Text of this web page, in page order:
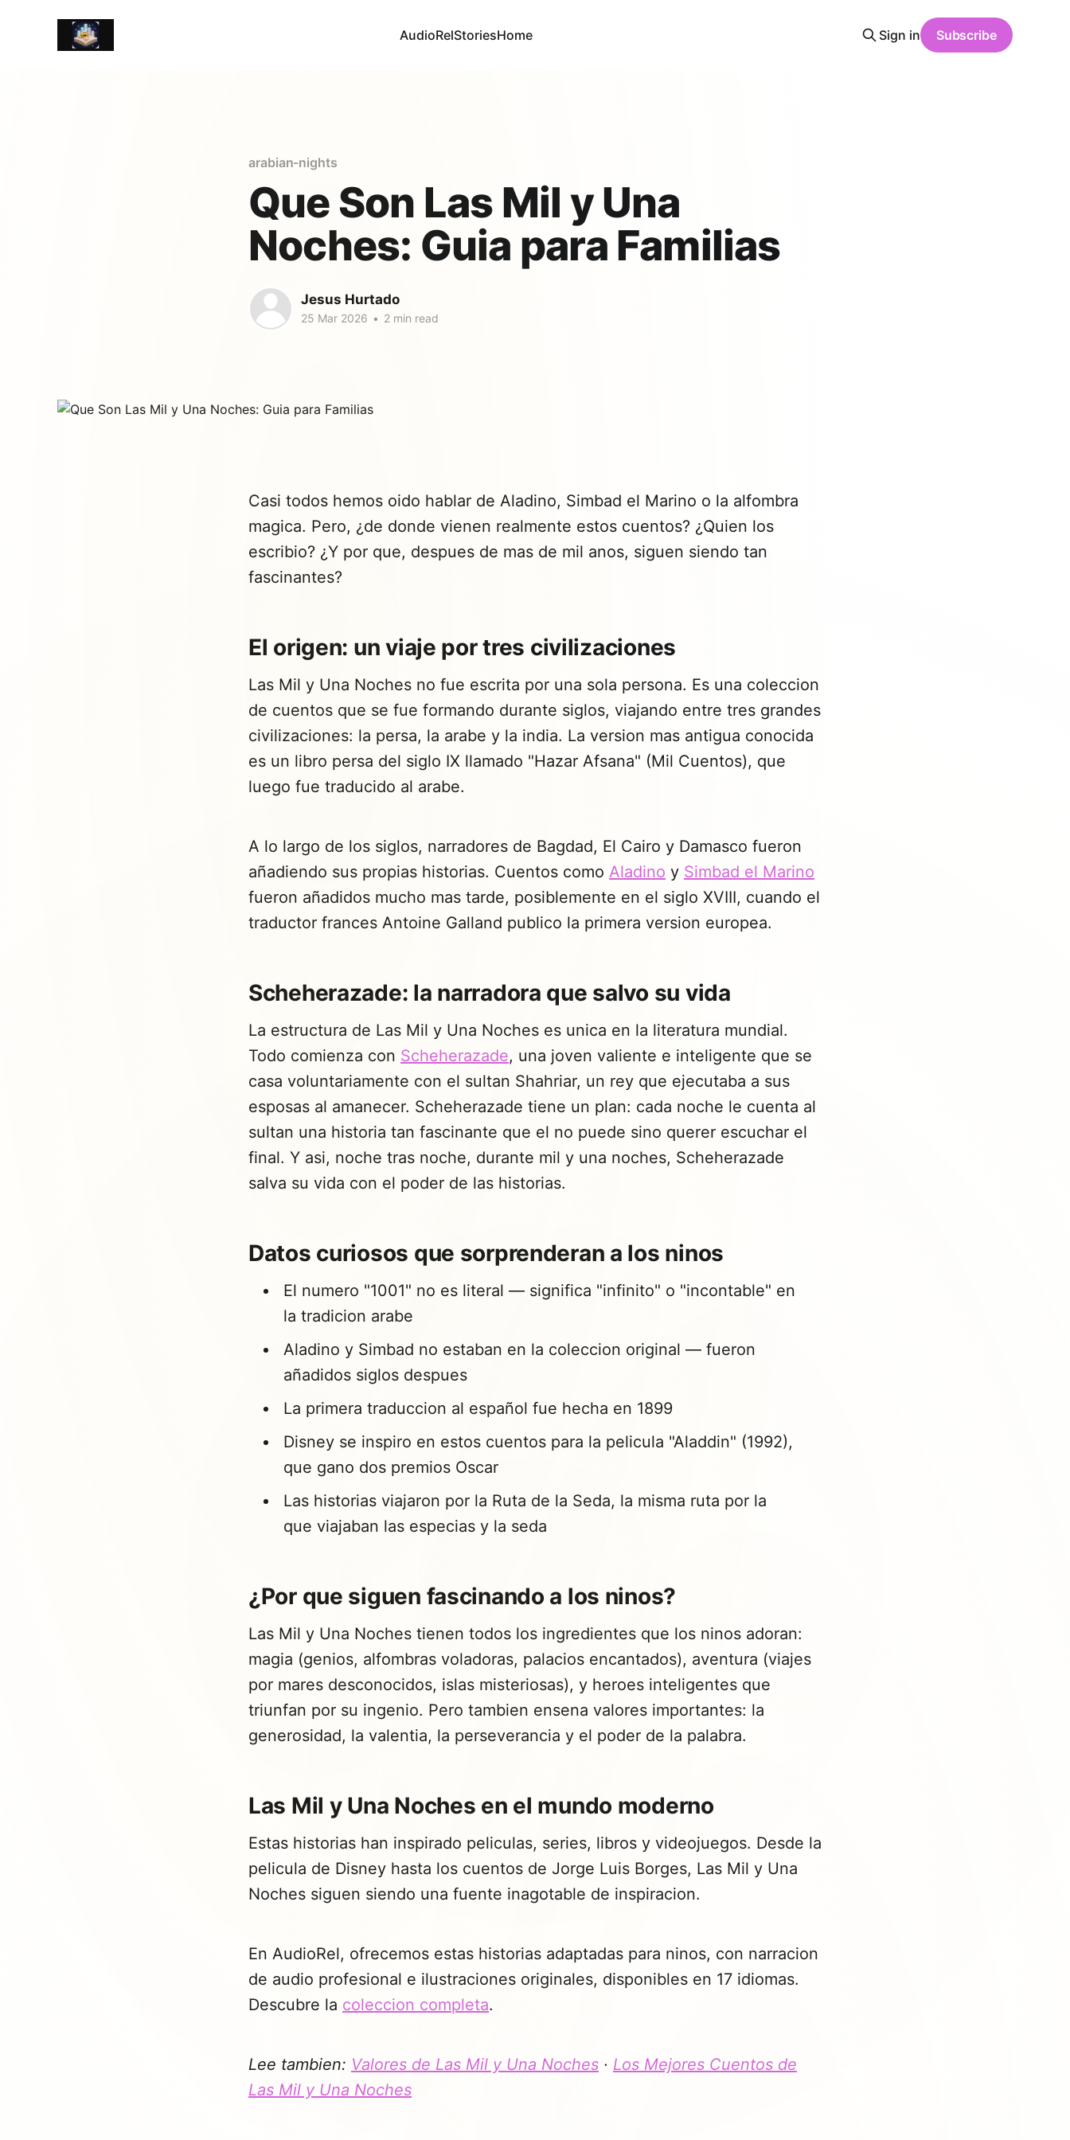
AudioRelStoriesHome Sign in Subscribe
arabian-nights
Que Son Las Mil y Una
Noches: Guia para Familias
Jesus Hurtado
25 Mar 2026 • 2 min read
Casi todos hemos oido hablar de Aladino, Simbad el Marino o la alfombra
magica. Pero, ¿de donde vienen realmente estos cuentos? ¿Quien los
escribio? ¿Y por que, despues de mas de mil anos, siguen siendo tan
fascinantes?
El origen: un viaje por tres civilizaciones
Las Mil y Una Noches no fue escrita por una sola persona. Es una coleccion
de cuentos que se fue formando durante siglos, viajando entre tres grandes
civilizaciones: la persa, la arabe y la india. La version mas antigua conocida
es un libro persa del siglo IX llamado "Hazar Afsana" (Mil Cuentos), que
luego fue traducido al arabe.
A lo largo de los siglos, narradores de Bagdad, El Cairo y Damasco fueron
añadiendo sus propias historias. Cuentos como Aladino y Simbad el Marino
fueron añadidos mucho mas tarde, posiblemente en el siglo XVIII, cuando el
traductor frances Antoine Galland publico la primera version europea.
Scheherazade: la narradora que salvo su vida
La estructura de Las Mil y Una Noches es unica en la literatura mundial.
Todo comienza con Scheherazade, una joven valiente e inteligente que se
casa voluntariamente con el sultan Shahriar, un rey que ejecutaba a sus
esposas al amanecer. Scheherazade tiene un plan: cada noche le cuenta al
sultan una historia tan fascinante que el no puede sino querer escuchar el
final. Y asi, noche tras noche, durante mil y una noches, Scheherazade
salva su vida con el poder de las historias.
Datos curiosos que sorprenderan a los ninos
El numero "1001" no es literal — significa "infinito" o "incontable" en
la tradicion arabe
Aladino y Simbad no estaban en la coleccion original — fueron
añadidos siglos despues
La primera traduccion al español fue hecha en 1899
Disney se inspiro en estos cuentos para la pelicula "Aladdin" (1992),
que gano dos premios Oscar
Las historias viajaron por la Ruta de la Seda, la misma ruta por la
que viajaban las especias y la seda
¿Por que siguen fascinando a los ninos?
Las Mil y Una Noches tienen todos los ingredientes que los ninos adoran:
magia (genios, alfombras voladoras, palacios encantados), aventura (viajes
por mares desconocidos, islas misteriosas), y heroes inteligentes que
triunfan por su ingenio. Pero tambien ensena valores importantes: la
generosidad, la valentia, la perseverancia y el poder de la palabra.
Las Mil y Una Noches en el mundo moderno
Estas historias han inspirado peliculas, series, libros y videojuegos. Desde la
pelicula de Disney hasta los cuentos de Jorge Luis Borges, Las Mil y Una
Noches siguen siendo una fuente inagotable de inspiracion.
En AudioRel, ofrecemos estas historias adaptadas para ninos, con narracion
de audio profesional e ilustraciones originales, disponibles en 17 idiomas.
Descubre la coleccion completa.
Lee tambien: Valores de Las Mil y Una Noches · Los Mejores Cuentos de
Las Mil y Una Noches